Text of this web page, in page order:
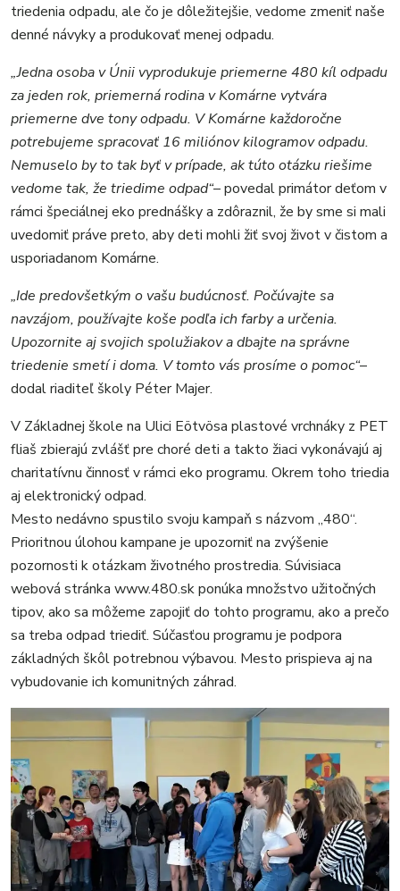
triedenia odpadu, ale čo je dôležitejšie, vedome zmeniť naše
denné návyky a produkovať menej odpadu.
„Jedna osoba v Únii vyprodukuje priemerne 480 kíl odpadu
za jeden rok, priemerná rodina v Komárne vytvára
priemerne dve tony odpadu. V Komárne každoročne
potrebujeme spracovať 16 miliónov kilogramov odpadu.
Nemuselo by to tak byť v prípade, ak túto otázku riešime
vedome tak, že triedime odpad“– povedal primátor deťom v
rámci špeciálnej eko prednášky a zdôraznil, že by sme si mali
uvedomiť práve preto, aby deti mohli žiť svoj život v čistom a
usporiadanom Komárne.
„Ide predovšetkým o vašu budúcnosť. Počúvajte sa
navzájom, používajte koše podľa ich farby a určenia.
Upozornite aj svojich spolužiakov a dbajte na správne
triedenie smetí i doma. V tomto vás prosíme o pomoc“–
dodal riaditeľ školy Péter Majer.
V Základnej škole na Ulici Eötvösa plastové vrchnáky z PET
fliaš zbierajú zvlášť pre choré deti a takto žiaci vykonávajú aj
charitatívnu činnosť v rámci eko programu. Okrem toho triedia
aj elektronický odpad.
Mesto nedávno spustilo svoju kampaň s názvom „480“.
Prioritnou úlohou kampane je upozorniť na zvýšenie
pozornosti k otázkam životného prostredia. Súvisiaca
webová stránka www.480.sk ponúka množstvo užitočných
tipov, ako sa môžeme zapojiť do tohto programu, ako a prečo
sa treba odpad triediť. Súčasťou programu je podpora
základných škôl potrebnou výbavou. Mesto prispieva aj na
vybudovanie ich komunitných záhrad.